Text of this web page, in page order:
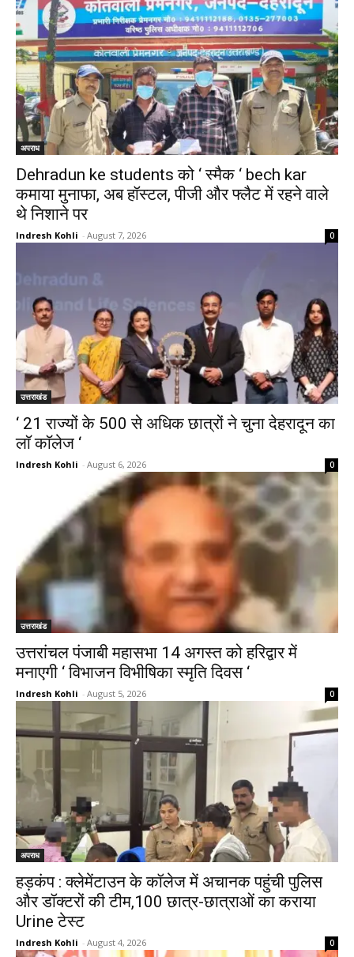
अपराध
Dehradun ke students को ‘ स्मैक ‘ bech kar
कमाया मुनाफा, अब हॉस्टल, पीजी और फ्लैट में रहने वाले
थे निशाने पर
Indresh Kohli - August 7, 2026 0
उत्तराखंड
‘ 21 राज्यों के 500 से अधिक छात्रों ने चुना देहरादून का
लाॅ काॅलेज ‘
Indresh Kohli - August 6, 2026 0
उत्तराखंड
उत्तरांचल पंजाबी महासभा 14 अगस्त को हरिद्वार में
मनाएगी ‘ विभाजन विभीषिका स्मृति दिवस ‘
Indresh Kohli - August 5, 2026 0
अपराध
हड़कंप : क्लेमेंटाउन के कॉलेज में अचानक पहुंची पुलिस
और डॉक्टरों की टीम,100 छात्र-छात्राओं का कराया
Urine टेस्ट
Indresh Kohli - August 4, 2026 0